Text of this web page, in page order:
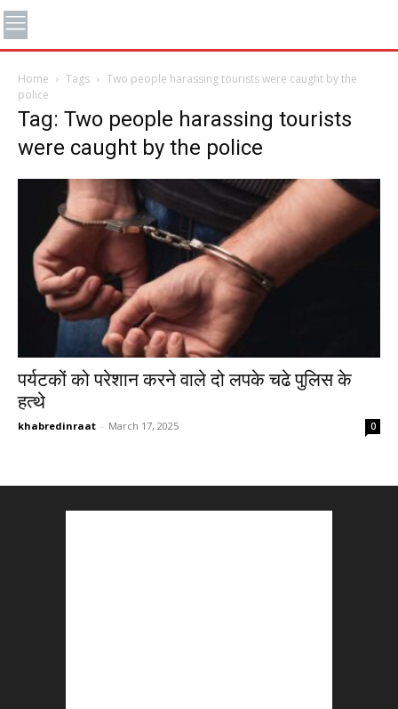
Home Tags
Two people harassing tourists were caught by the
police
Tag: Two people harassing tourists
were caught by the police
पर्यटकों को परेशान करने वाले दो लपके चढे पुलिस के
हत्थे
khabredinraat - March 17, 2025 0